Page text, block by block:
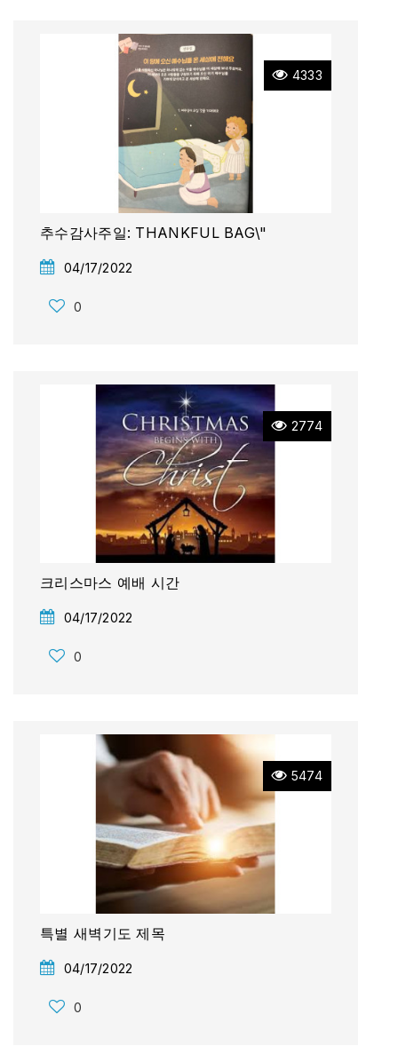
4333
추수감사주일: THANKFUL BAG\"
04/17/2022
0
2774
크리스마스 예배 시간
04/17/2022
0
5474
특별 새벽기도 제목
04/17/2022
0